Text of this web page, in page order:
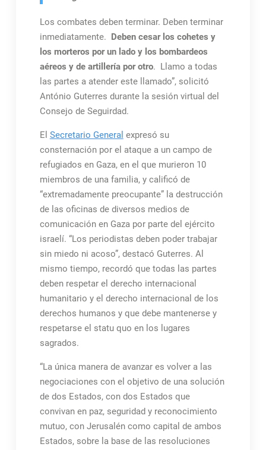
Los combates deben terminar. Deben terminar
inmediatamente. Deben cesar los cohetes y
los morteros por un lado y los bombardeos
aéreos y de artillería por otro. Llamo a todas
las partes a atender este llamado”, solicitó
António Guterres durante la sesión virtual del
Consejo de Seguirdad.
El Secretario General expresó su
consternación por el ataque a un campo de
refugiados en Gaza, en el que murieron 10
miembros de una familia, y calificó de
“extremadamente preocupante” la destrucción
de las oficinas de diversos medios de
comunicación en Gaza por parte del ejército
israelí. “Los periodistas deben poder trabajar
sin miedo ni acoso”, destacó Guterres. Al
mismo tiempo, recordó que todas las partes
deben respetar el derecho internacional
humanitario y el derecho internacional de los
derechos humanos y que debe mantenerse y
respetarse el statu quo en los lugares
sagrados.
“La única manera de avanzar es volver a las
negociaciones con el objetivo de una solución
de dos Estados, con dos Estados que
convivan en paz, seguridad y reconocimiento
mutuo, con Jerusalén como capital de ambos
Estados, sobre la base de las resoluciones